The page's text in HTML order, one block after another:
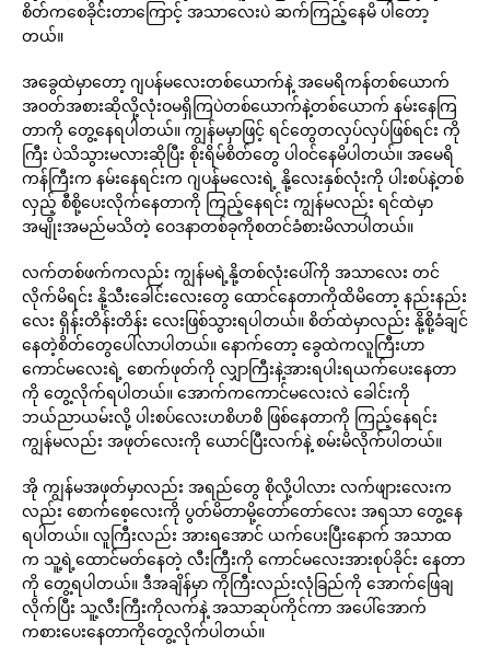
စိတ်ကစေခိုင်းတာကြောင့် အသာလေးပဲ ဆက်ကြည့်နေမိ ပါတော့
တယ်။
အခွေထဲမှာတော့ ဂျပန်မလေးတစ်ယောက်နဲ့ အမေရိကန်တစ်ယောက်
အဝတ်အစားဆိုလို့လုံးဝမရှိကြပဲတစ်ယောက်နဲ့တစ်ယောက် နမ်းနေကြ
တာကို တွေ့နေရပါတယ်။ ကျွန်မမှာဖြင့် ရင်တွေတလှပ်လှပ်ဖြစ်ရင်း ကို
ကြီး ပဲသိသွားမလားဆိုပြီး စိုးရိမ်စိတ်တွေ ပါဝင်နေမိပါတယ်။ အမေရိ
ကန်ကြီးက နမ်းနေရင်းက ဂျပန်မလေးရဲ့ နို့လေးနှစ်လုံးကို ပါးစပ်နဲ့တစ်
လှည့် စီစို့ပေးလိုက်နေတာကို ကြည့်နေရင်း ကျွန်မလည်း ရင်ထဲမှာ
အမျိုးအမည်မသိတဲ့ ဝေဒနာတစ်ခုကိုစတင်ခံစားမိလာပါတယ်။
လက်တစ်ဖက်ကလည်း ကျွန်မရဲ့နို့တစ်လုံးပေါ်ကို အသာလေး တင်
လိုက်မိရင်း နို့သီးခေါင်းလေးတွေ ထောင်နေတာကိုထိမိတော့ နည်းနည်း
လေး ရှိန်းတိန်းတိန်း လေးဖြစ်သွားရပါတယ်။ စိတ်ထဲမှာလည်း နို့စို့ခံချင်
နေတဲ့စိတ်တွေပေါ်လာပါတယ်။ နောက်တော့ ခွေထဲကလူကြီးဟာ
ကောင်မလေးရဲ့ စောက်ဖုတ်ကို လျှာကြီးနဲ့အားရပါးရယက်ပေးနေတာ
ကို တွေ့လိုက်ရပါတယ်။ အောက်ကကောင်မလေးလဲ ခေါင်းကို
ဘယ်ညာယမ်းလို့ ပါးစပ်လေးဟစိဟစိ ဖြစ်နေတာကို ကြည့်နေရင်း
ကျွန်မလည်း အဖုတ်လေးကို ယောင်ပြီးလက်နဲ့ စမ်းမိလိုက်ပါတယ်။
အို ကျွန်မအဖုတ်မှာလည်း အရည်တွေ စိုလို့ပါလား လက်ဖျားလေးက
လည်း စောက်စေ့လေးကို ပွတ်မိတာမို့တော်တော်လေး အရသာ တွေ့နေ
ရပါတယ်။ လူကြီးလည်း အားရအောင် ယက်ပေးပြီးနောက် အသာထ
က သူ့ရဲ့ထောင်မတ်နေတဲ့ လီးကြီးကို ကောင်မလေးအားစုပ်ခိုင်း နေတာ
ကို တွေ့ရပါတယ်။ ဒီအချိန်မှာ ကိုကြီးလည်းလုံခြည်ကို အောက်ဖြေချ
လိုက်ပြီး သူ့လီးကြီးကိုလက်နဲ့ အသာဆုပ်ကိုင်ကာ အပေါ်အောက်
ကစားပေးနေတာကိုတွေ့လိုက်ပါတယ်။